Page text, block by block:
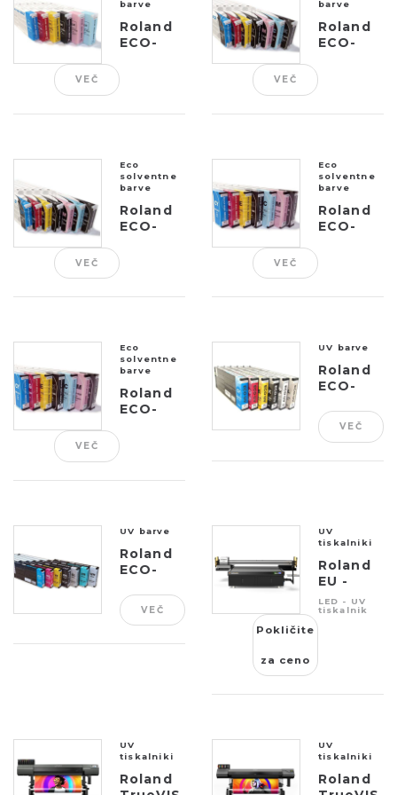
barve
Roland
ECO-
VEČ
barve
Roland
ECO-
VEČ
Eco
solventne
barve
Roland
ECO-
VEČ
Eco
solventne
barve
Roland
ECO-
VEČ
Eco
solventne
barve
Roland
ECO-
VEČ
UV barve
Roland
ECO-
VEČ
UV barve
Roland
ECO-
VEČ
UV
tiskalniki
Roland
EU -
1000MF
LED - UV
tiskalnik
Pokličite
za ceno
UV
tiskalniki
Roland
UV
tiskalniki
Roland